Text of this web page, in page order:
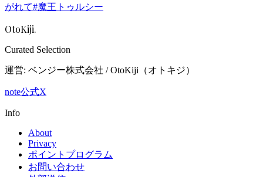
がれて#魔王トゥルシー
OtoKiji.
Curated Selection
運営: ベンジー株式会社 /OtoKiji（オトキジ）
note公式X
Info
About
Privacy
ポイントプログラム
お問い合わせ